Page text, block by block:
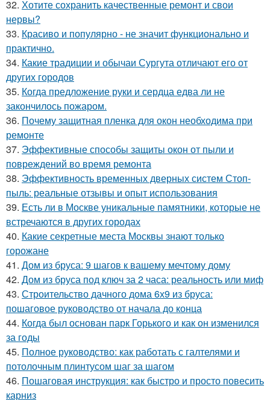
32. Хотите сохранить качественные ремонт и свои
нервы?
33. Красиво и популярно - не значит функционально и
практично.
34. Какие традиции и обычаи Сургута отличают его от
других городов
35. Когда предложение руки и сердца едва ли не
закончилось пожаром.
36. Почему защитная пленка для окон необходима при
ремонте
37. Эффективные способы защиты окон от пыли и
повреждений во время ремонта
38. Эффективность временных дверных систем Стоп-
пыль: реальные отзывы и опыт использования
39. Есть ли в Москве уникальные памятники, которые не
встречаются в других городах
40. Какие секретные места Москвы знают только
горожане
41. Дом из бруса: 9 шагов к вашему мечтому дому
42. Дом из бруса под ключ за 2 часа: реальность или миф
43. Строительство дачного дома 6х9 из бруса:
пошаговое руководство от начала до конца
44. Когда был основан парк Горького и как он изменился
за годы
45. Полное руководство: как работать с галтелями и
потолочным плинтусом шаг за шагом
46. Пошаговая инструкция: как быстро и просто повесить
карниз